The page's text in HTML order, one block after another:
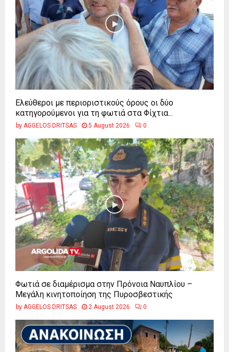
Ελεύθεροι με περιοριστικούς όρους οι δύο
κατηγορούμενοι για τη φωτιά στα Φίχτια...
by AGGELOS DRITSAS 5 August 2026 0
Φωτιά σε διαμέρισμα στην Πρόνοια Ναυπλίου –
Μεγάλη κινητοποίηση της Πυροσβεστικής
by AGGELOS DRITSAS 2 August 2026 0